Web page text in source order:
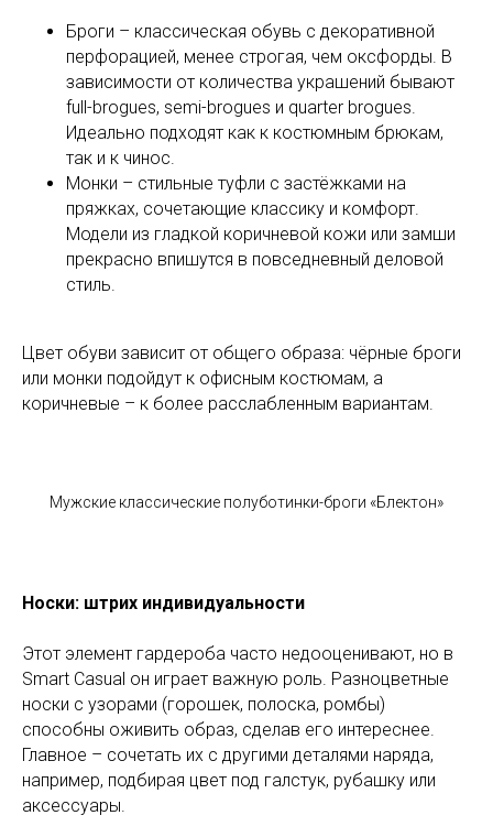
Броги – классическая обувь с декоративной
перфорацией, менее строгая, чем оксфорды. В
зависимости от количества украшений бывают
full-brogues, semi-brogues и quarter brogues.
Идеально подходят как к костюмным брюкам,
так и к чинос.
Монки – стильные туфли с застёжками на
пряжках, сочетающие классику и комфорт.
Модели из гладкой коричневой кожи или замши
прекрасно впишутся в повседневный деловой
стиль.
Цвет обуви зависит от общего образа: чёрные броги
или монки подойдут к офисным костюмам, а
коричневые – к более расслабленным вариантам.
Мужские классические полуботинки-броги «Блектон»
Носки: штрих индивидуальности
Этот элемент гардероба часто недооценивают, но в
Smart Casual он играет важную роль. Разноцветные
носки с узорами (горошек, полоска, ромбы)
способны оживить образ, сделав его интереснее.
Главное – сочетать их с другими деталями наряда,
например, подбирая цвет под галстук, рубашку или
аксессуары.